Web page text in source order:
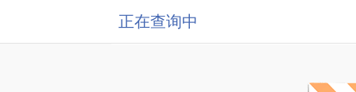
正在查询中